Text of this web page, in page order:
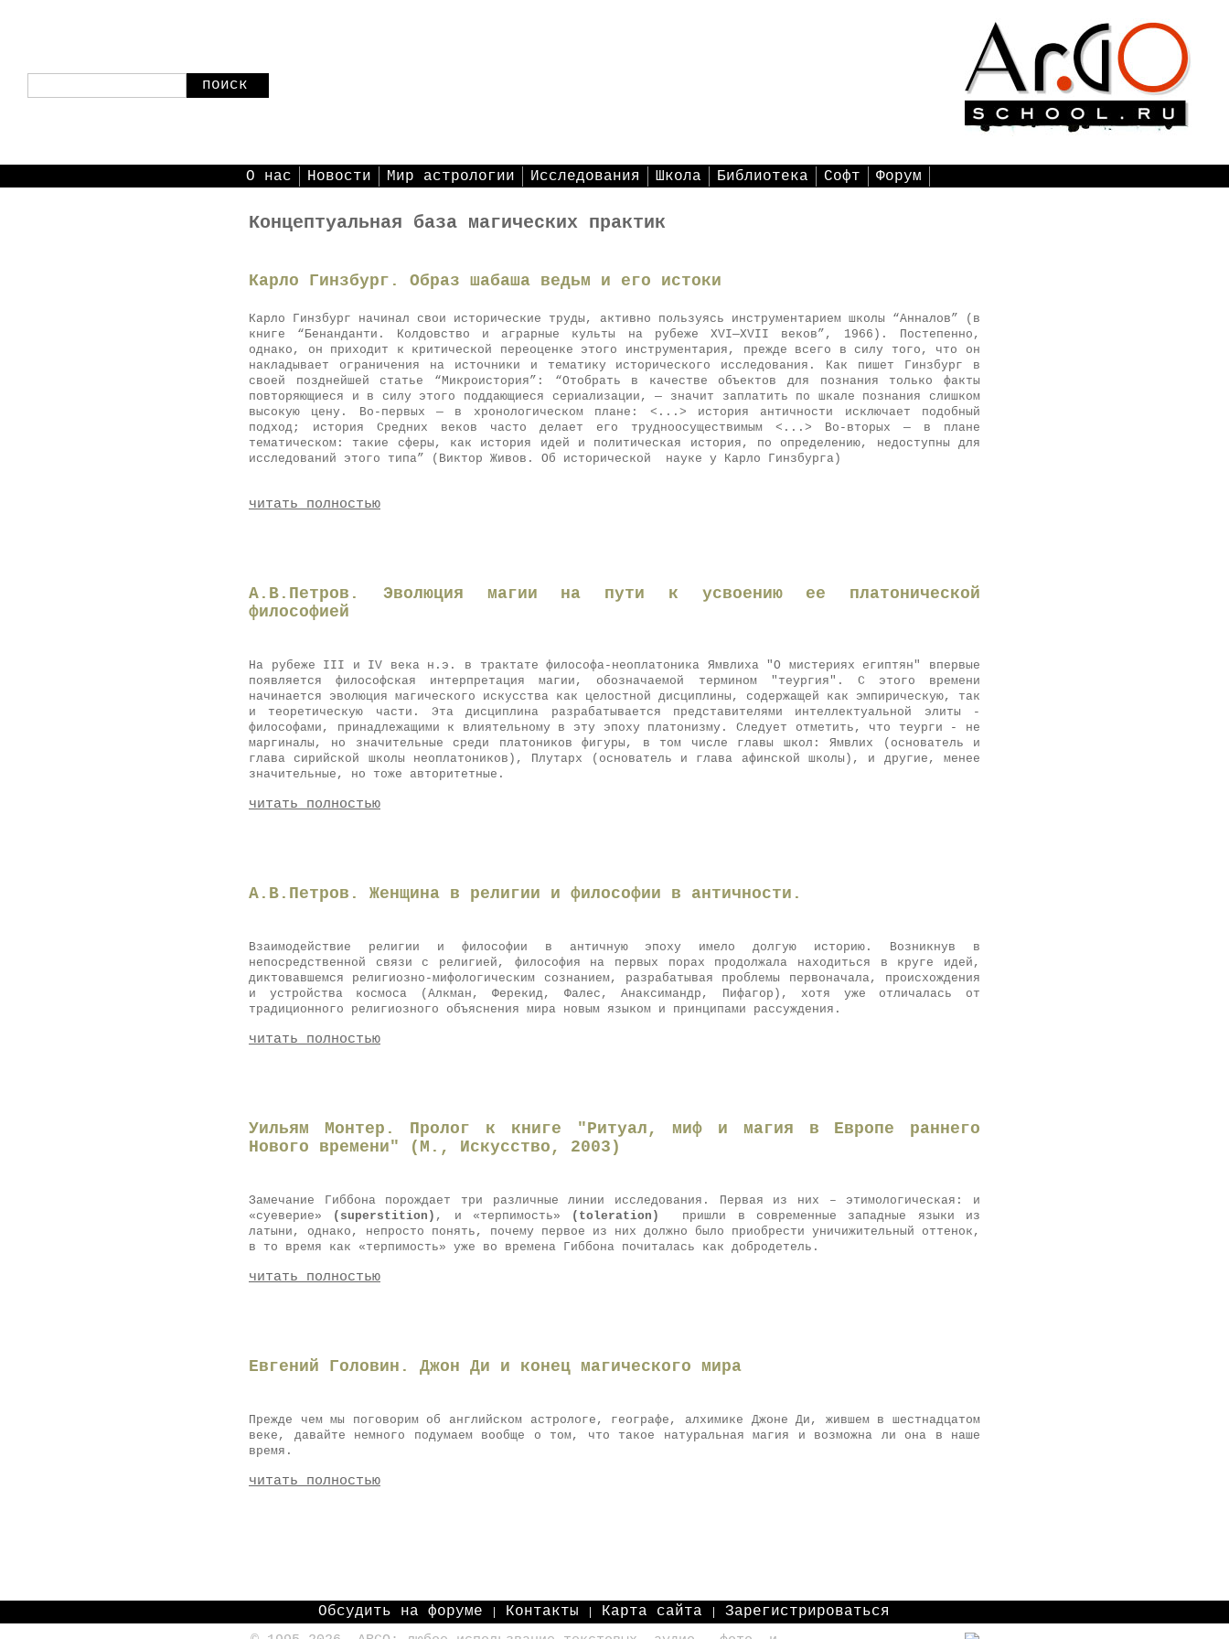
поиск
О нас Новости Мир астрологии Исследования Школа Библиотека Софт Форум
Концептуальная база магических практик
Карло Гинзбург. Образ шабаша ведьм и его истоки
Карло Гинзбург начинал свои исторические труды, активно пользуясь инструментарием школы “Анналов” (в
книге “Бенанданти. Колдовство и аграрные культы на рубеже XVI—XVII веков”, 1966). Постепенно,
однако, он приходит к критической переоценке этого инструментария, прежде всего в силу того, что он
накладывает ограничения на источники и тематику исторического исследования. Как пишет Гинзбург в
своей позднейшей статье “Микроистория”: “Отобрать в качестве объектов для познания только факты
повторяющиеся и в силу этого поддающиеся сериализации, — значит заплатить по шкале познания слишком
высокую цену. Во-первых — в хронологическом плане: <...> история античности исключает подобный
подход; история Средних веков часто делает его трудноосуществимым <...> Во-вторых — в плане
тематическом: такие сферы, как история идей и политическая история, по определению, недоступны для
исследований этого типа” (Виктор Живов. Об исторической науке у Карло Гинзбурга)
читать полностью
А.В.Петров. Эволюция магии на пути к усвоению ее платонической
философией
На рубеже III и IV века н.э. в трактате философа-неоплатоника Ямвлиха "О мистериях египтян" впервые
появляется философская интерпретация магии, обозначаемой термином "теургия". С этого времени
начинается эволюция магического искусства как целостной дисциплины, содержащей как эмпирическую, так
и теоретическую части. Эта дисциплина разрабатывается представителями интеллектуальной элиты -
философами, принадлежащими к влиятельному в эту эпоху платонизму. Следует отметить, что теурги - не
маргиналы, но значительные среди платоников фигуры, в том числе главы школ: Ямвлих (основатель и
глава сирийской школы неоплатоников), Плутарх (основатель и глава афинской школы), и другие, менее
значительные, но тоже авторитетные.
читать полностью
A.В.Петров. Женщина в религии и философии в античности.
Взаимодействие религии и философии в античную эпоху имело долгую историю. Возникнув в
непосредственной связи с религией, философия на первых порах продолжала находиться в круге идей,
диктовавшемся религиозно-мифологическим сознанием, разрабатывая проблемы первоначала, происхождения
и устройства космоса (Алкман, Ферекид, Фалес, Анаксимандр, Пифагор), хотя уже отличалась от
традиционного религиозного объяснения мира новым языком и принципами рассуждения.
читать полностью
Уильям Монтер. Пролог к книге "Ритуал, миф и магия в Европе раннего
Нового времени" (М., Искусство, 2003)
Замечание Гиббона порождает три различные линии исследования. Первая из них – этимологическая: и
«суеверие»
( superstition ) , и «терпимость» ( toleration )
пришли в современные западные языки из
латыни, однако, непросто понять, почему первое из них должно было приобрести уничижительный оттенок,
в то время как «терпимость» уже во времена Гиббона почиталась как добродетель.
читать полностью
Евгений Головин. Джон Ди и конец магического мира
Прежде чем мы поговорим об английском астрологе, географе, алхимике Джоне Ди, жившем в шестнадцатом
веке, давайте немного подумаем вообще о том, что такое натуральная магия и возможна ли она в наше
время.
читать полностью
Обсудить на форуме | Контакты | Карта сайта | Зарегистрироваться